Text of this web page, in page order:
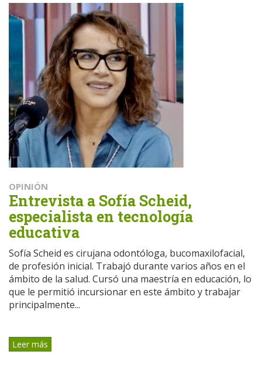
OPINIÓN
Entrevista a Sofía Scheid,
especialista en tecnología
educativa
Sofía Scheid es cirujana odontóloga, bucomaxilofacial,
de profesión inicial. Trabajó durante varios años en el
ámbito de la salud. Cursó una maestría en educación, lo
que le permitió incursionar en este ámbito y trabajar
principalmente...
Leer más